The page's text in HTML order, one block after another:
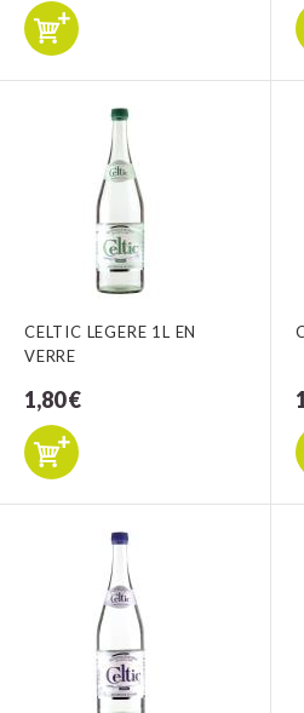
CELTIC LEGERE 1L EN
VERRE
1,80 €